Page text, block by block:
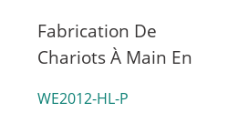
Fabrication De
Chariots À Main En
Soudé (Charge 200
WE2012-HL-P